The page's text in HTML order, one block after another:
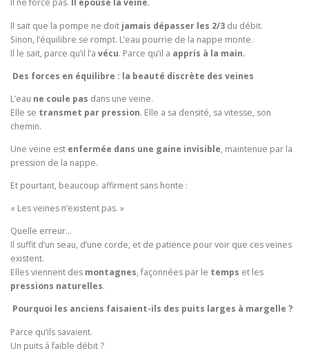
Il ne force pas. Il épouse la veine.
Il sait que la pompe ne doit jamais dépasser les 2/3 du débit.
Sinon, l’équilibre se rompt. L’eau pourrie de la nappe monte.
Il le sait, parce qu’il l’a vécu. Parce qu’il a appris à la main.
Des forces en équilibre : la beauté discrète des veines
L’eau ne coule pas dans une veine.
Elle se transmet par pression. Elle a sa densité, sa vitesse, son
chemin.
Une veine est enfermée dans une gaine invisible, maintenue par la
pression de la nappe.
Et pourtant, beaucoup affirment sans honte :
« Les veines n’existent pas. »
Quelle erreur…
Il suffit d’un seau, d’une corde, et de patience pour voir que ces veines
existent.
Elles viennent des montagnes, façonnées par le temps et les
pressions naturelles.
Pourquoi les anciens faisaient-ils des puits larges à margelle ?
Parce qu’ils savaient.
Un puits à faible débit ?